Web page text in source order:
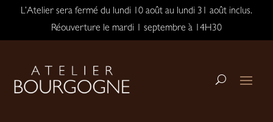
L’Atelier sera fermé du lundi 10 août au lundi 31 août inclus.
Réouverture le mardi 1 septembre à 14H30